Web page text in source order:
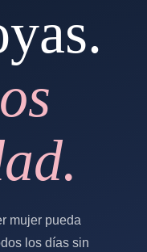
mujer pueda
los días sin